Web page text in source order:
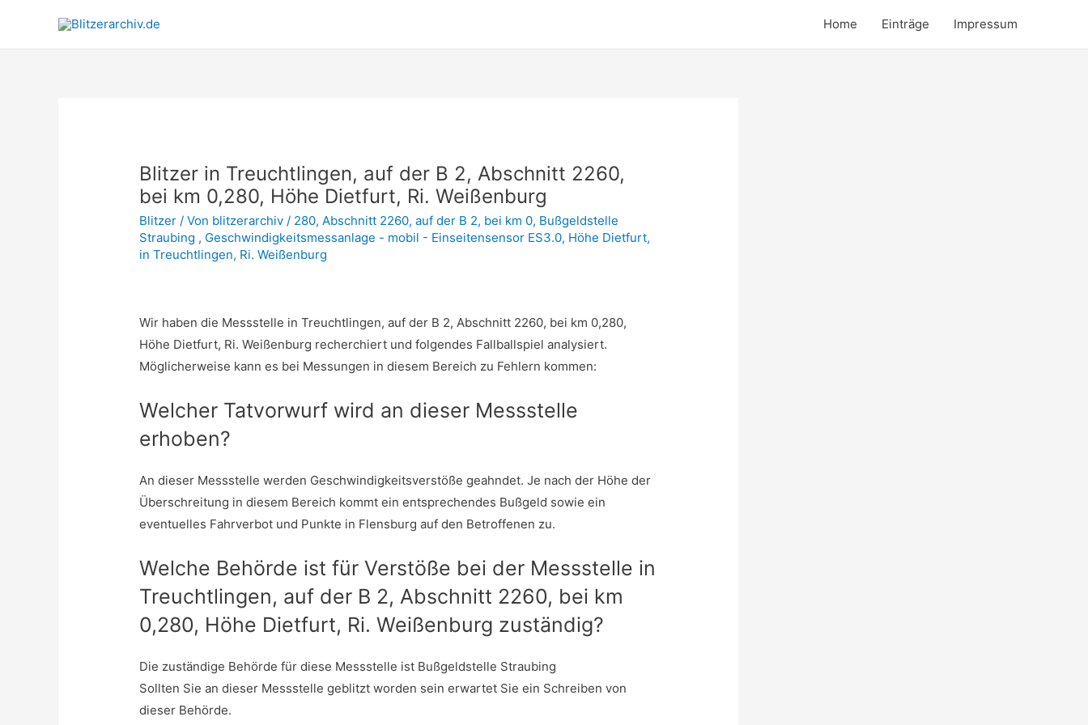
Home Einträge Impressum
Blitzer in Treuchtlingen, auf der B 2, Abschnitt 2260,
bei km 0,280, Höhe Dietfurt, Ri. Weißenburg
Blitzer / Von blitzerarchiv / 280,Abschnitt 2260,auf der B 2, bei km 0, Bußgeldstelle
Straubing , Geschwindigkeitsmessanlage - mobil - Einseitensensor ES3.0, Höhe Dietfurt,
in Treuchtlingen, Ri. Weißenburg
Wir haben die Messstelle in Treuchtlingen, auf der B 2, Abschnitt 2260, bei km 0,280,
Höhe Dietfurt, Ri. Weißenburg recherchiert und folgendes Fallballspiel analysiert.
Möglicherweise kann es bei Messungen in diesem Bereich zu Fehlern kommen:
Welcher Tatvorwurf wird an dieser Messstelle
erhoben?
An dieser Messstelle werden Geschwindigkeitsverstöße geahndet. Je nach der Höhe der
Überschreitung in diesem Bereich kommt ein entsprechendes Bußgeld sowie ein
eventuelles Fahrverbot und Punkte in Flensburg auf den Betroffenen zu.
Welche Behörde ist für Verstöße bei der Messstelle in
Treuchtlingen, auf der B 2, Abschnitt 2260, bei km
0,280, Höhe Dietfurt, Ri. Weißenburg zuständig?
Die zuständige Behörde für diese Messstelle ist Bußgeldstelle Straubing
Sollten Sie an dieser Messstelle geblitzt worden sein erwartet Sie ein Schreiben von
dieser Behörde.